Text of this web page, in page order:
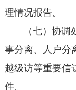
理情况报告。
（七）协调
事分离、
人户分
越级访等重要信
件。